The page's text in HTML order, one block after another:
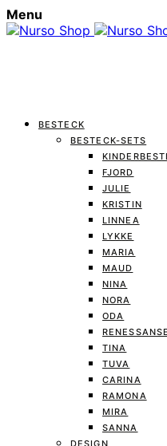
Menu
BESTECK
BESTECK-SETS
FJORD
JULIE
KRISTIN
LINNEA
LYKKE
MARIA
MAUD
NINA
NORA
ODA
RENESSANSE
TINA
TUVA
CARINA
RAMONA
MIRA
SANNA
DESIGN